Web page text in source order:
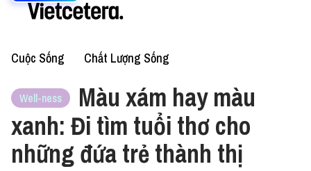
Cuộc Sống Chất Lượng Sống
Well-ness
Màu xám hay màu
xanh: Đi tìm tuổi thơ cho
những đứa trẻ thành thị